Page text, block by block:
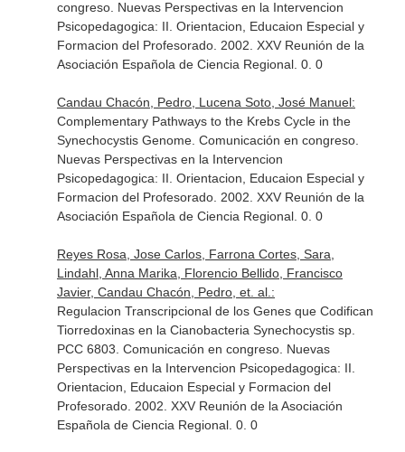
congreso. Nuevas Perspectivas en la Intervencion
Psicopedagogica: II. Orientacion, Educaion Especial y
Formacion del Profesorado. 2002. XXV Reunión de la
Asociación Española de Ciencia Regional. 0. 0
Candau Chacón, Pedro, Lucena Soto, José Manuel:
Complementary Pathways to the Krebs Cycle in the
Synechocystis Genome. Comunicación en congreso.
Nuevas Perspectivas en la Intervencion
Psicopedagogica: II. Orientacion, Educaion Especial y
Formacion del Profesorado. 2002. XXV Reunión de la
Asociación Española de Ciencia Regional. 0. 0
Reyes Rosa, Jose Carlos, Farrona Cortes, Sara,
Lindahl, Anna Marika, Florencio Bellido, Francisco
Javier, Candau Chacón, Pedro, et. al.:
Regulacion Transcripcional de los Genes que Codifican
Tiorredoxinas en la Cianobacteria Synechocystis sp.
PCC 6803. Comunicación en congreso. Nuevas
Perspectivas en la Intervencion Psicopedagogica: II.
Orientacion, Educaion Especial y Formacion del
Profesorado. 2002. XXV Reunión de la Asociación
Española de Ciencia Regional. 0. 0